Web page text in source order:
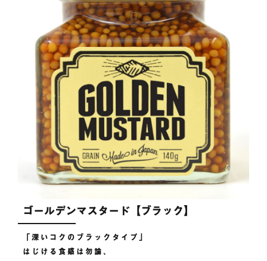
ゴールデンマスタード【ブラック】
「深いコクのブラックタイプ」
はじける食感は勿論、